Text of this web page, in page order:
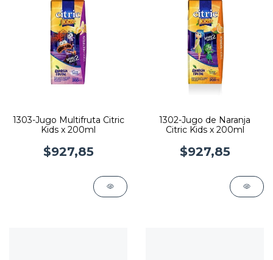
1303-Jugo Multifruta Citric
Kids x 200ml
$927,85
1302-Jugo de Naranja
Citric Kids x 200ml
$927,85